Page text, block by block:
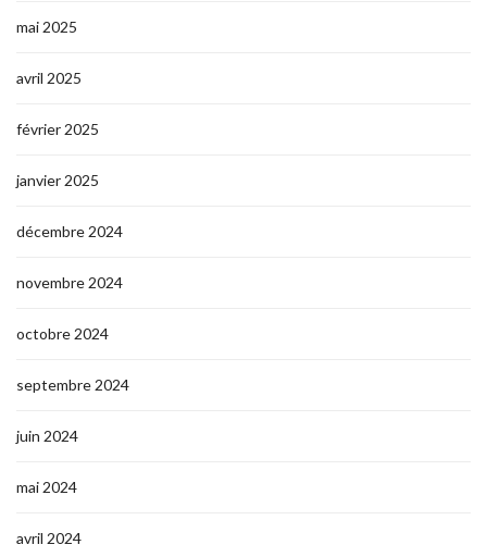
mai 2025
avril 2025
février 2025
janvier 2025
décembre 2024
novembre 2024
octobre 2024
septembre 2024
juin 2024
mai 2024
avril 2024